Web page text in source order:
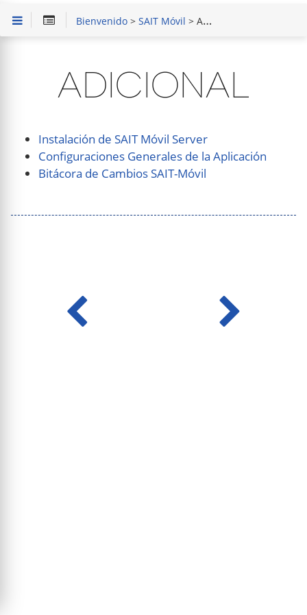
Bienvenido> SAIT Móvil > Adicional
ADICIONAL
Instalación de SAIT Móvil Server
Configuraciones Generales de la Aplicación
Bitácora de Cambios SAIT-Móvil